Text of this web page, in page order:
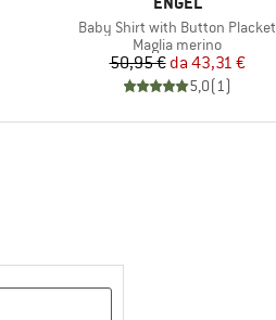
Articolo
Baby Shirt with Button Placket
Gruppo di prodotti
Maglia merino
Prezzo
50,95 € Prezzo ridotto
da 43,31 €
5,0(1)